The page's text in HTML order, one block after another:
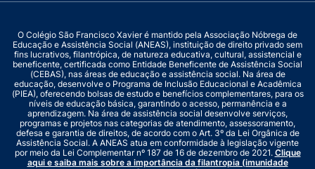
O Colégio São Francisco Xavier é mantido pela Associação Nóbrega de
Educação e Assistência Social (ANEAS), instituição de direito privado sem
fins lucrativos, filantrópica, de natureza educativa, cultural, assistencial e
beneficente, certificada como Entidade Beneficente de Assistência Social
(CEBAS), nas áreas de educação e assistência social. Na área de
educação, desenvolve o Programa de Inclusão Educacional e Acadêmica
(PIEA), oferecendo bolsas de estudo e benefícios complementares, para os
níveis de educação básica, garantindo o acesso, permanência e a
aprendizagem. Na área de assistência social desenvolve serviços,
programas e projetos nas categorias de atendimento, assessoramento,
defesa e garantia de direitos, de acordo com o Art. 3º da Lei Orgânica de
Assistência Social. A ANEAS atua em conformidade à legislação vigente
por meio da Lei Complementar nº 187 de 16 de dezembro de 2021. Clique
aqui e saiba mais sobre a importância da filantropia (imunidade